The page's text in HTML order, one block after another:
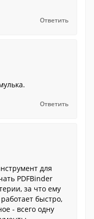
Ответить
Ответить
для
PDFBinder
за что ему
быстро,
- всего одну